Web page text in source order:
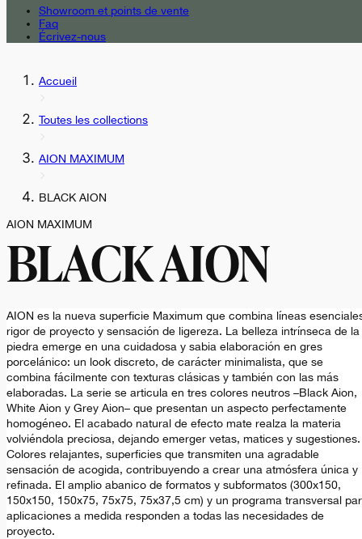
Showroom et points de vente
Faq
Écrivez-nous
Accueil
Toutes les collections
AION MAXIMUM
BLACK AION
AION MAXIMUM
BLACK AION
AION es la nueva superficie Maximum que combina líneas
rigor de proyecto y sensación de ligereza. La belleza intrínseca de la
piedra emerge en una cuidadosa y sabia elaboración en gres
porcelánico: un look discreto, de carácter minimalista, que se
combina fácilmente con texturas clásicas y también con las más
elaboradas. La serie se articula en tres colores neutros –Black Aion,
White Aion y Grey Aion– que presentan un aspecto perfectamente
homogéneo. El acabado natural de efecto mate realza la materia
volviéndola preciosa, dejando emerger vetas, matices y sugestiones.
Colores relajantes, superficies que transmiten una agradable
sensación de acogida, contribuyendo a crear una atmósfera única y
refinada. El amplio abanico de formatos y subformatos (300x150,
150x150, 150x75, 75x75, 75x37,5 cm) y un programa transversal
aplicaciones a medida responden a todas las necesidades de
proyecto.